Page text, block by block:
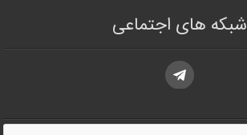
شبکه های اجتماعی